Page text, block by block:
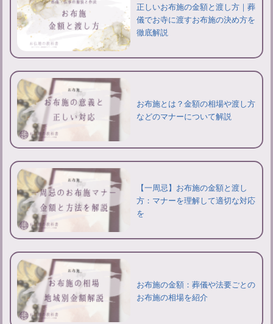
正しいお布施の金額と渡し方｜葬
儀でお寺に渡すお布施の決め方を
徹底解説
お布施とは？金額の相場や渡し方
などのマナーについて解説
【一周忌】お布施の金額と渡し
方：マナーを理解して適切な対応
を
お布施の金額：葬儀や法要ごとの
お布施の相場を紹介